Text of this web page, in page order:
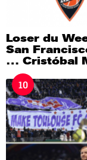
Loser du
San
… Cristóbal
10